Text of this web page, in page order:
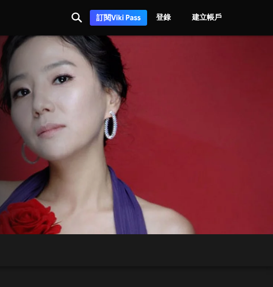
訂閱Viki Pass 登錄 建立帳戶